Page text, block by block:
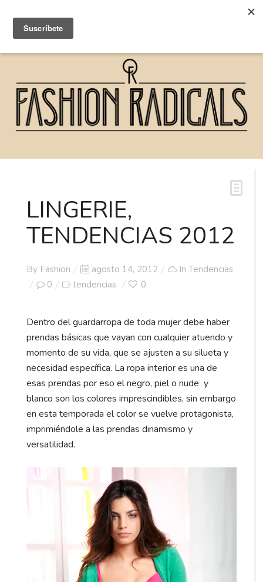
LINGERIE,
TENDENCIAS 2012
By Fashion
Posted
on
agosto 14, 2012 In Tendencias
0
tendencias 0
Dentro del guardarropa de toda mujer debe haber
prendas básicas que vayan con cualquier atuendo y
momento de su vida, que se ajusten a su silueta y
necesidad específica. La ropa interior es una de
esas prendas por eso el negro, piel o nude y
blanco son los colores imprescindibles, sin embargo
en esta temporada el color se vuelve protagonista,
imprimiéndole a las prendas dinamismo y
versatilidad.